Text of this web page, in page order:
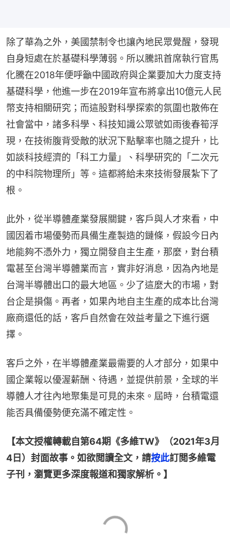
除了華為之外，美國禁制令也讓內地民眾覺醒，發現
自身短處在於基礎科學薄弱。所以騰訊首席執行官馬
化騰在2018年便呼籲中國政府與企業要加大力度支持
基礎科學，他進一步在2019年宣布將拿出10億元人民
幣支持相關研究；而這股對科學探索的氛圍也散佈在
社會當中，諸多科學、科技知識公眾號如雨後春筍浮
現，在技術腹背受敵的狀況下點擊率也隨之提升，比
如談科技經濟的「科工力量」、科學研究的「二次元
的中科院物理所」等。這都將給未來技術發展紮下了
根。
此外，從半導體產業發展關鍵，客戶與人才來看，中
國因着市場優勢而具備生產製造的鏈條，假設今日內
地能夠不憑外力，獨立開發自主生產，那麼，對台積
電甚至台灣半導體業而言，實非好消息，因為內地是
台灣半導體出口的最大地區。少了這麼大的市場，對
台企是損傷。再者，如果內地自主生產的成本比台灣
廠商還低的話，客戶自然會在效益考量之下進行選
擇。
客戶之外，在半導體產業最需要的人才部分，如果中
國企業報以優渥薪酬、待遇，並提供前景，全球的半
導體人才往內地聚集是可見的未來。屆時，台積電還
能否具備優勢便充滿不確定性。
【本文授權轉載自第64期《多維TW》（2021年3月
4日）封面故事。如欲閲讀全文，請按此訂閲多維電
子刊，瀏覽更多深度報道和獨家解析。】